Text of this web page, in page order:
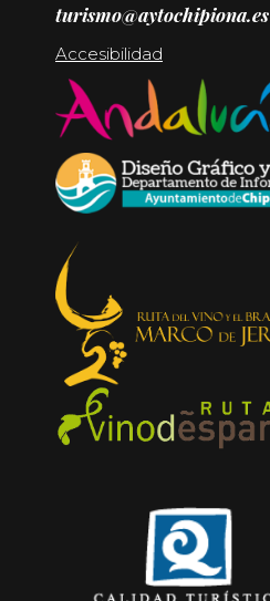
turismo@aytochipiona.es
Accesibilidad